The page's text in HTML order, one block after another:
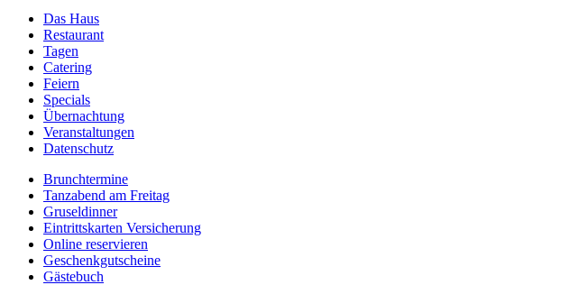
Das Haus
Restaurant
Tagen
Catering
Feiern
Specials
Übernachtung
Veranstaltungen
Datenschutz
Brunchtermine
Tanzabend am Freitag
Gruseldinner
Eintrittskarten Versicherung
Online reservieren
Geschenkgutscheine
Gästebuch